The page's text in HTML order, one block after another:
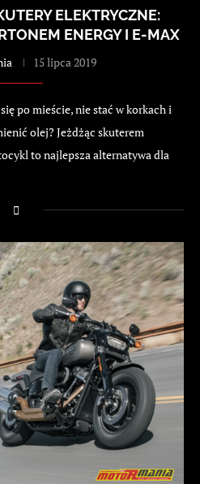
ELEKTRYCZNE:
ENERGY I E-MAX
15 lipca 2019
po mieście, nie stać w korkach i
olej? Jeżdżąc skuterem
to najlepsza alternatywa dla